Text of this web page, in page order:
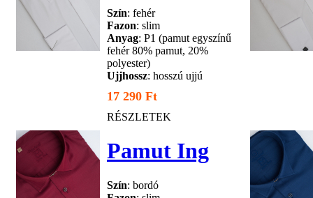
Szín: fehér
Fazon: slim
Anyag: P1 (pamut egyszínű
fehér 80% pamut, 20%
polyester)
Ujjhossz: hosszú ujjú
17 290 Ft
RÉSZLETEK
Pamut Ing
Szín: bordó